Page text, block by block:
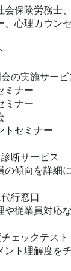
会保険労務士
、心理カウン
の実施サービ
ミナー
ミナー
トセミナー
断サービス
の傾向を詳細
行窓口
や従業員対応
ェックテスト
ト理解度を